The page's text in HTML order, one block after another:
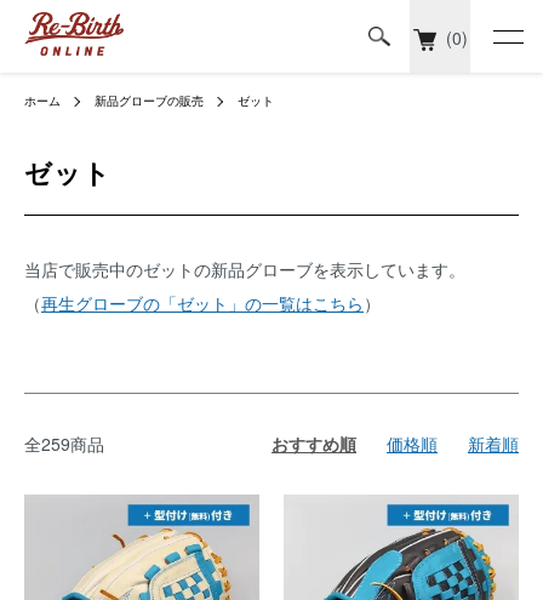
(0)
ホーム 新品グローブの販売 ゼット
ゼット
当店で販売中のゼットの新品グローブを表示しています。
（再生グローブの「ゼット」の一覧はこちら ）
全259商品 おすすめ順 価格順 新着順